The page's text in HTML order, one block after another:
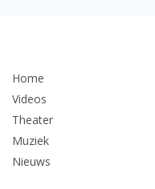
Home
Videos
Theater
Muziek
Nieuws